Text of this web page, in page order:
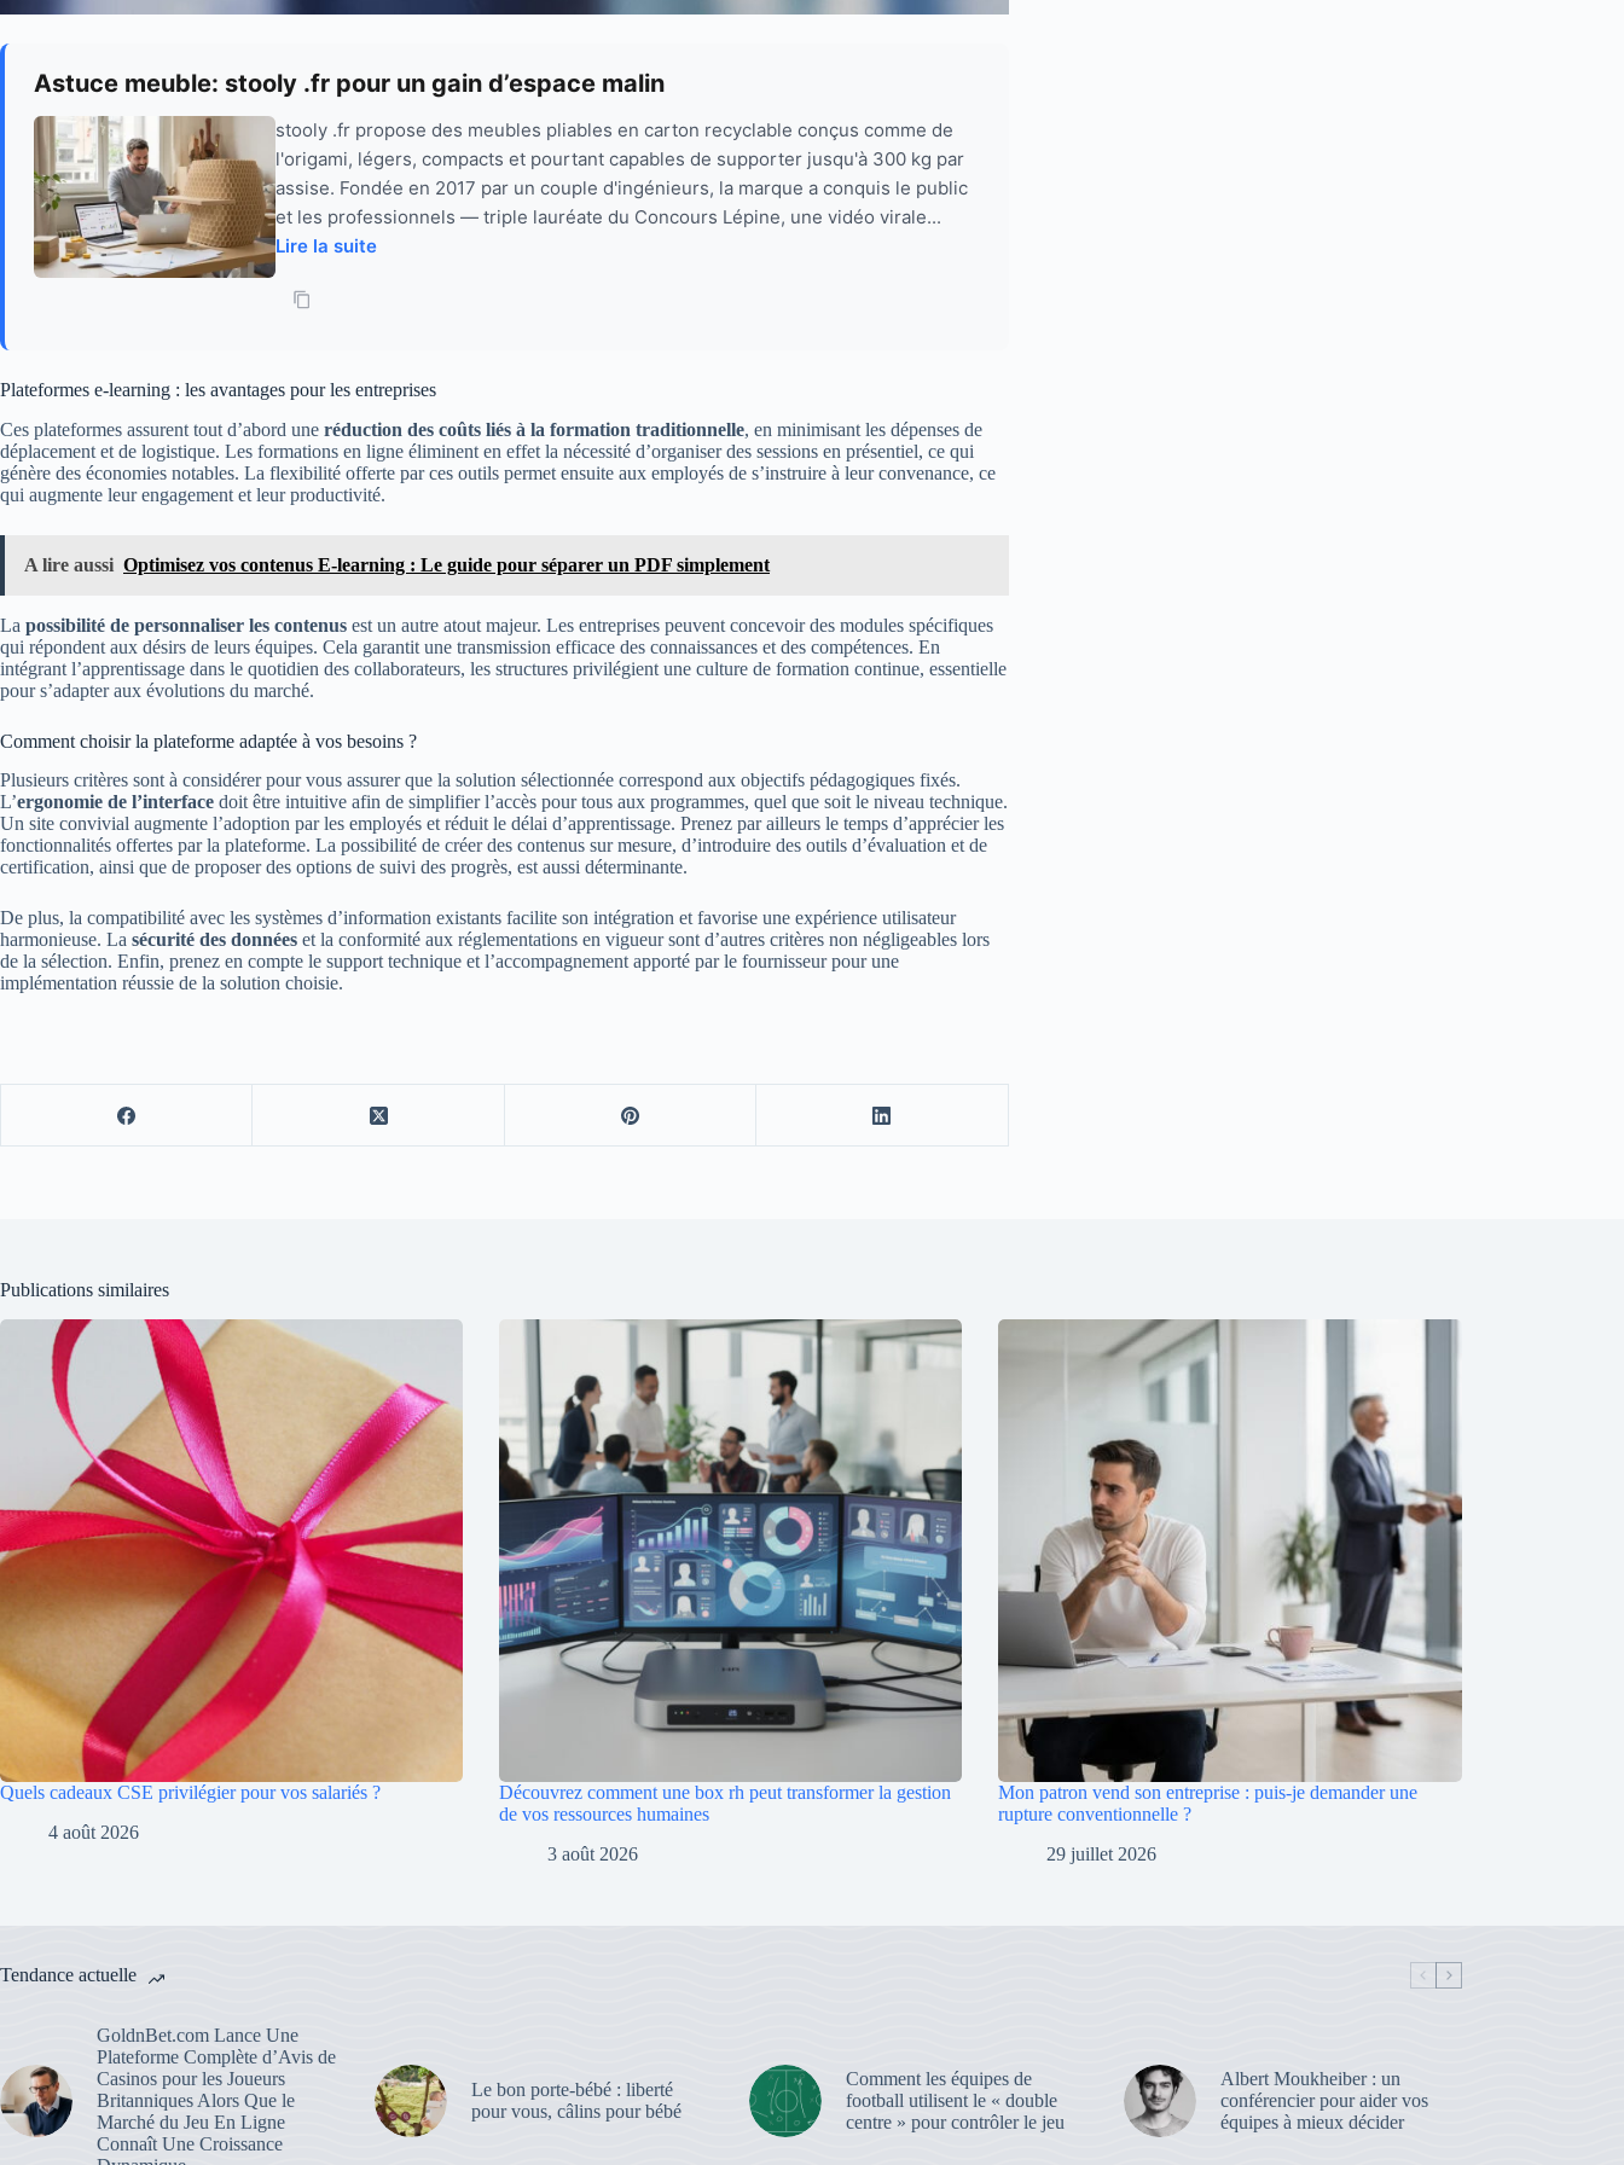
Astuce meuble: stooly .fr pour un gain d’espace malin
stooly .fr propose des meubles pliables en carton recyclable conçus comme de
l'origami, légers, compacts et pourtant capables de supporter jusqu'à 300 kg par
assise. Fondée en 2017 par un couple d'ingénieurs, la marque a conquis le public
et les professionnels — triple lauréate du Concours Lépine, une vidéo virale...
Lire la suite
Plateformes e-learning : les avantages pour les entreprises
Ces plateformes assurent tout d’abord une réduction des coûts liés à la formation traditionnelle, en minimisant les dépenses de
déplacement et de logistique. Les formations en ligne éliminent en effet la nécessité d’organiser des sessions en présentiel, ce qui
génère des économies notables. La flexibilité offerte par ces outils permet ensuite aux employés de s’instruire à leur convenance, ce
qui augmente leur engagement et leur productivité.
A lire aussi Optimisez vos contenus E-learning : Le guide pour séparer un PDF simplement
La possibilité de personnaliser les contenus est un autre atout majeur. Les entreprises peuvent concevoir des modules spécifiques
qui répondent aux désirs de leurs équipes. Cela garantit une transmission efficace des connaissances et des compétences. En
intégrant l’apprentissage dans le quotidien des collaborateurs, les structures privilégient une culture de formation continue, essentielle
pour s’adapter aux évolutions du marché.
Comment choisir la plateforme adaptée à vos besoins ?
Plusieurs critères sont à considérer pour vous assurer que la solution sélectionnée correspond aux objectifs pédagogiques fixés.
L’ergonomie de l’interface doit être intuitive afin de simplifier l’accès pour tous aux programmes, quel que soit le niveau technique.
Un site convivial augmente l’adoption par les employés et réduit le délai d’apprentissage. Prenez par ailleurs le temps d’apprécier les
fonctionnalités offertes par la plateforme. La possibilité de créer des contenus sur mesure, d’introduire des outils d’évaluation et de
certification, ainsi que de proposer des options de suivi des progrès, est aussi déterminante.
De plus, la compatibilité avec les systèmes d’information existants facilite son intégration et favorise une expérience utilisateur
harmonieuse. La sécurité des données et la conformité aux réglementations en vigueur sont d’autres critères non négligeables lors
de la sélection. Enfin, prenez en compte le support technique et l’accompagnement apporté par le fournisseur pour une
implémentation réussie de la solution choisie.
Publications similaires
Quels cadeaux CSE privilégier pour vos salariés ?
4 août 2026
Découvrez comment une box rh peut transformer la gestion
de vos ressources humaines
3 août 2026
Mon patron vend son entreprise : puis-je demander une
rupture conventionnelle ?
29 juillet 2026
Tendance actuelle
GoldnBet.com Lance Une
Plateforme Complète d’Avis de
Casinos pour les Joueurs
Britanniques Alors Que le
Marché du Jeu En Ligne
Connaît Une Croissance
Le bon porte-bébé : liberté
pour vous, câlins pour bébé
Comment les équipes de
football utilisent le « double
centre » pour contrôler le jeu
Albert Moukheiber : un
conférencier pour aider vos
équipes à mieux décider